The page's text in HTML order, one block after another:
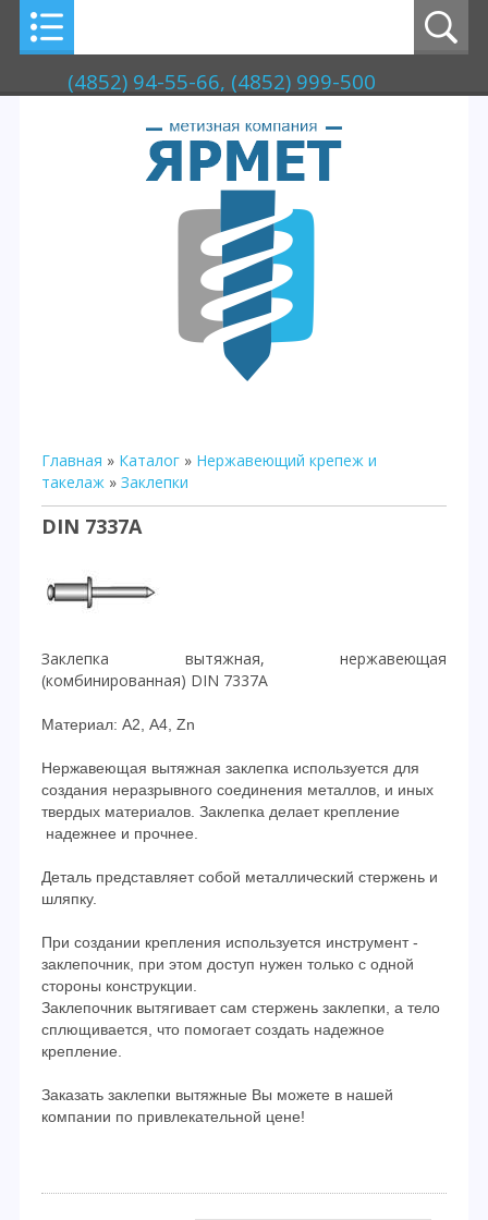
(4852) 94-55-66, (4852) 999-500
Главная » Каталог » Нержавеющий крепеж и
такелаж » Заклепки
DIN 7337A
Заклепка вытяжная, нержавеющая
(комбинированная) DIN 7337A
Материал: А2, А4, Zn
Нержавеющая вытяжная заклепка используется для
создания неразрывного соединения металлов, и иных
твердых материалов. Заклепка делает крепление
надежнее и прочнее.
Деталь представляет собой металлический стержень и
шляпку.
При создании крепления используется инструмент -
заклепочник, при этом доступ нужен только с одной
стороны конструкции.
Заклепочник вытягивает сам стержень заклепки, а тело
сплющивается, что помогает создать надежное
крепление.
Заказать заклепки вытяжные Вы можете в нашей
компании по привлекательной цене!